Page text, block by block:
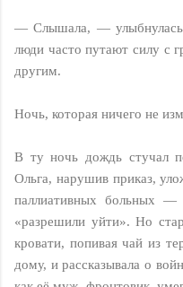
— Слышала, —
люди часто путают силу с
другим.
Ночь, которая ничего не
В ту ночь дождь стучал
Ольга, нарушив приказ,
паллиативных больных
«разрешили уйти». Но
кровати, попивая чай из
дому, и рассказывала о